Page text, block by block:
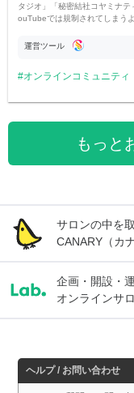
タジオ」「秘密結社コヤミナテ
ouTubeでは規制されてしまう
公開。
運営ツール
オンラインコミュニティ
もっと
サロンの中を
CANARY（カ
企画・開設・
オンラインサ
ヘルプ / お問い合わせ